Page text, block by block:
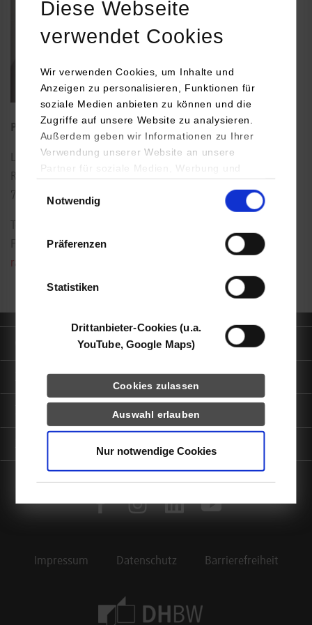
Diese Webseite
verwendet Cookies
Wir verwenden Cookies, um Inhalte und
Anzeigen zu personalisieren, Funktionen für
soziale Medien anbieten zu können und die
Zugriffe auf unsere Website zu analysieren.
Außerdem geben wir Informationen zu Ihrer
Verwendung unserer Website an unsere
Partner für soziale Medien, Werbung und
YouTube, Google Maps) führen diese
Daten zusammen, die Sie ihnen bereitgestellt
haben oder die sie im Rahmen Ihrer Nutzung
Notwendig
Präferenzen
Statistiken
Drittanbieter-Cookies (u.a.
YouTube, Google Maps)
Cookies zulassen
Auswahl erlauben
Nur notwendige Cookies
Professor für Maschinenbau
Lerchenstraße 1
Raum: B1.08
70174
Stuttgart
Fax: 0711/1849-719
rachid.nejma@dhbw-stuttgart.de
Informationen für
facebookinstagramlinkedinyoutube
Impressum Datenschutz Barrierefreiheit